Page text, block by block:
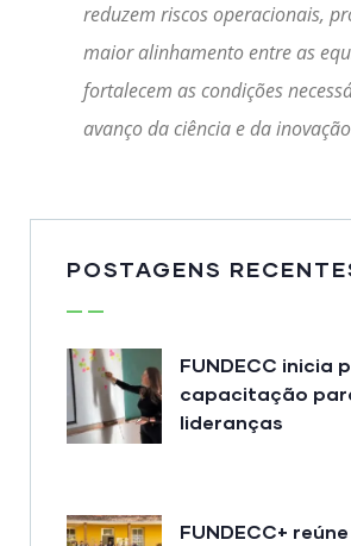
reduzem riscos operacionais,
maior alinhamento entre as
fortalecem as condições
avanço da ciência e da inovação
POSTAGENS
FUNDECC inicia
capacitação
lideranças
FUNDECC+